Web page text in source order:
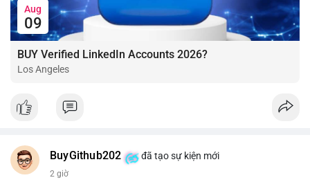
Aug
09
BUY Verified LinkedIn Accounts 2026?
Los Angeles
BuyGithub202 đã tạo sự kiện mới
2 giờ